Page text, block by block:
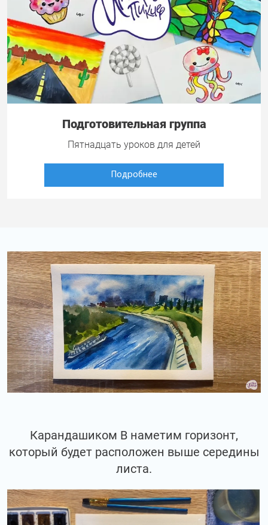
Подготовительная группа
Пятнадцать уроков для детей
Подробнее
Карандашиком В наметим горизонт,
который будет расположен выше середины
листа.